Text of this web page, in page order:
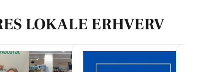
LOKALE ERHVERV